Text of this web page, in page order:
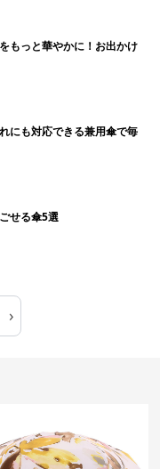
もっと華やかに！お出かけ
にも対応できる兼用傘で毎
せる傘5選
›